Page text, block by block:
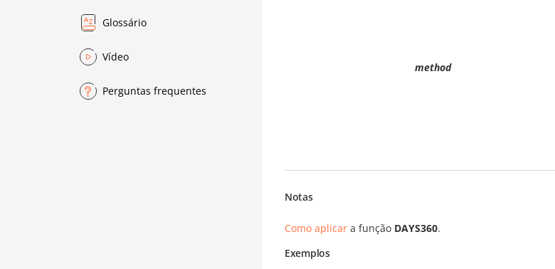
Glossário
Vídeo
Perguntas frequentes
method
Notas
Como aplicar a função DAYS360.
Exemplos